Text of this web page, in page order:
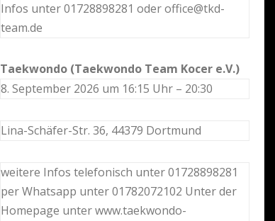
Infos unter 01728898281 oder office@tkd-
team.de
Taekwondo (Taekwondo Team Kocer e.V.)
8. September 2026 um 16:15 Uhr – 20:30
Lina-Schäfer-Str. 36, 44379 Dortmund
weitere Infos telefonisch unter 01728898281
per Whatsapp unter 01782072102 Unter der
Homepage unter www.taekwondo-